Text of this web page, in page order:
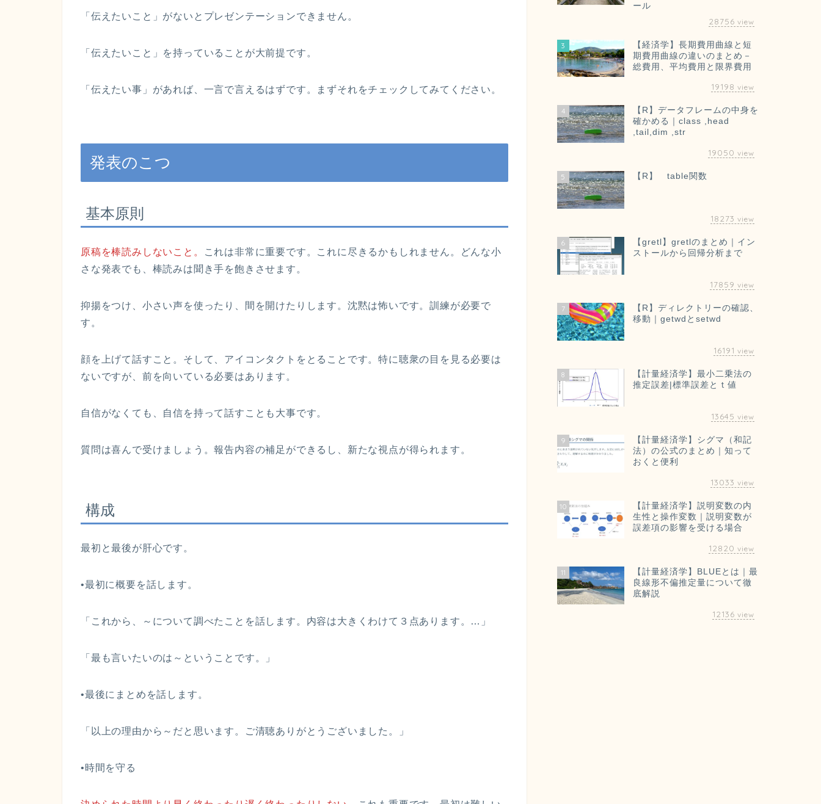
「伝えたいこと」がないとプレゼンテーションできません。
「伝えたいこと」を持っていることが大前提です。
「伝えたい事」があれば、一言で言えるはずです。まずそれをチェックしてみてください。
発表のこつ
基本原則
原稿を棒読みしないこと。
これは非常に重要です。これに尽きるかもしれません。どんな小
さな発表でも、棒読みは聞き手を飽きさせます。
抑揚をつけ、小さい声を使ったり、間を開けたりします。沈黙は怖いです。訓練が必要で
す。
顔を上げて話すこと。そして、アイコンタクトをとることです。特に聴衆の目を見る必要は
ないですが、前を向いている必要はあります。
自信がなくても、自信を持って話すことも大事です。
質問は喜んで受けましょう。報告内容の補足ができるし、新たな視点が得られます。
構成
最初と最後が肝心です。
•最初に概要を話します。
「これから、～について調べたことを話します。内容は大きくわけて３点あります。…」
「最も言いたいのは～ということです。」
•最後にまとめを話します。
「以上の理由から～だと思います。ご清聴ありがとうございました。」
•時間を守る
ール
28756 view
3
【経済学】長期費用曲線と短
期費用曲線の違いのまとめ－
総費用、平均費用と限界費用
19198 view
4
【R】データフレームの中身を
確かめる｜class ,head
,tail,dim ,str
19050 view
5 【R】 table関数
18273 view
6
【gretl】gretlのまとめ｜イン
ストールから回帰分析まで
17859 view
7
【R】ディレクトリーの確認、
移動｜getwdとsetwd
16191 view
8
【計量経済学】最小二乗法の
推定誤差|標準誤差とｔ値
13645 view
9
【計量経済学】シグマ（和記
法）の公式のまとめ｜知って
おくと便利
13033 view
10
【計量経済学】説明変数の内
生性と操作変数｜説明変数が
誤差項の影響を受ける場合
12820 view
11
【計量経済学】BLUEとは｜最
良線形不偏推定量について徹
底解説
12136 view